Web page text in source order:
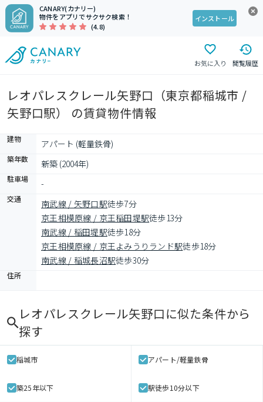
CANARY(カナリー)
物件をアプリでサクサク検索！
(4.8)
インストール
お気に入り 閲覧履歴
レオパレスクレール矢野口（東京都稲城市 /
矢野口駅） の賃貸物件情報
建物 アパート (軽量鉄骨)
築年数 新築 (2004年)
駐車場 -
交通 南武線 / 矢野口駅徒歩7分
京王相模原線 / 京王稲田堤駅徒歩13分
南武線 / 稲田堤駅徒歩18分
京王相模原線 / 京王よみうりランド駅徒歩18分
南武線 / 稲城長沼駅徒歩30分
住所
レオパレスクレール矢野口に似た条件から
探す
稲城市 アパート/軽量鉄骨
築25年以下 駅徒歩10分以下